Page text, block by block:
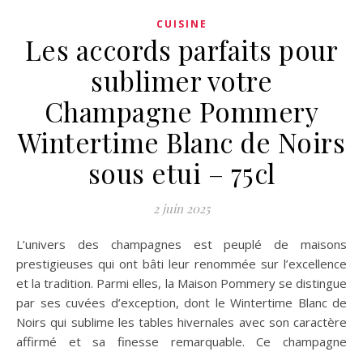
CUISINE
Les accords parfaits pour
sublimer votre
Champagne Pommery
Wintertime Blanc de Noirs
sous etui – 75cl
2 juin 2025
L’univers des champagnes est peuplé de maisons
prestigieuses qui ont bâti leur renommée sur l’excellence
et la tradition. Parmi elles, la Maison Pommery se distingue
par ses cuvées d’exception, dont le Wintertime Blanc de
Noirs qui sublime les tables hivernales avec son caractère
affirmé et sa finesse remarquable. Ce champagne